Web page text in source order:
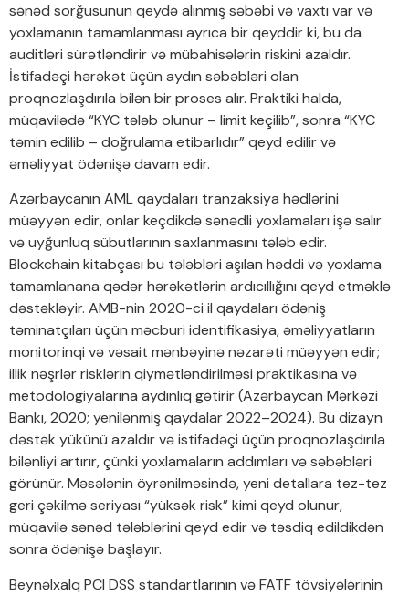
sənəd sorğusunun qeydə alınmış səbəbi və vaxtı var və
yoxlamanın tamamlanması ayrıca bir qeyddir ki, bu da
auditləri sürətləndirir və mübahisələrin riskini azaldır.
İstifadəçi hərəkət üçün aydın səbəbləri olan
proqnozlaşdırıla bilən bir proses alır. Praktiki halda,
müqavilədə “KYC tələb olunur – limit keçilib”, sonra “KYC
təmin edilib – doğrulama etibarlıdır” qeyd edilir və
əməliyyat ödənişə davam edir.
Azərbaycanın AML qaydaları tranzaksiya hədlərini
müəyyən edir, onlar keçdikdə sənədli yoxlamaları işə salır
və uyğunluq sübutlarının saxlanmasını tələb edir.
Blockchain kitabçası bu tələbləri aşılan həddi və yoxlama
tamamlanana qədər hərəkətlərin ardıcıllığını qeyd etməklə
dəstəkləyir. AMB-nin 2020-ci il qaydaları ödəniş
təminatçıları üçün məcburi identifikasiya, əməliyyatların
monitorinqi və vəsait mənbəyinə nəzarəti müəyyən edir;
illik nəşrlər risklərin qiymətləndirilməsi praktikasına və
metodologiyalarına aydınlıq gətirir (Azərbaycan Mərkəzi
Bankı, 2020; yenilənmiş qaydalar 2022–2024). Bu dizayn
dəstək yükünü azaldır və istifadəçi üçün proqnozlaşdırıla
bilənliyi artırır, çünki yoxlamaların addımları və səbəbləri
görünür. Məsələnin öyrənilməsində, yeni detallara tez-tez
geri çəkilmə seriyası “yüksək risk” kimi qeyd olunur,
müqavilə sənəd tələblərini qeyd edir və təsdiq edildikdən
sonra ödənişə başlayır.
Beynəlxalq PCI DSS standartlarının və FATF tövsiyələrinin